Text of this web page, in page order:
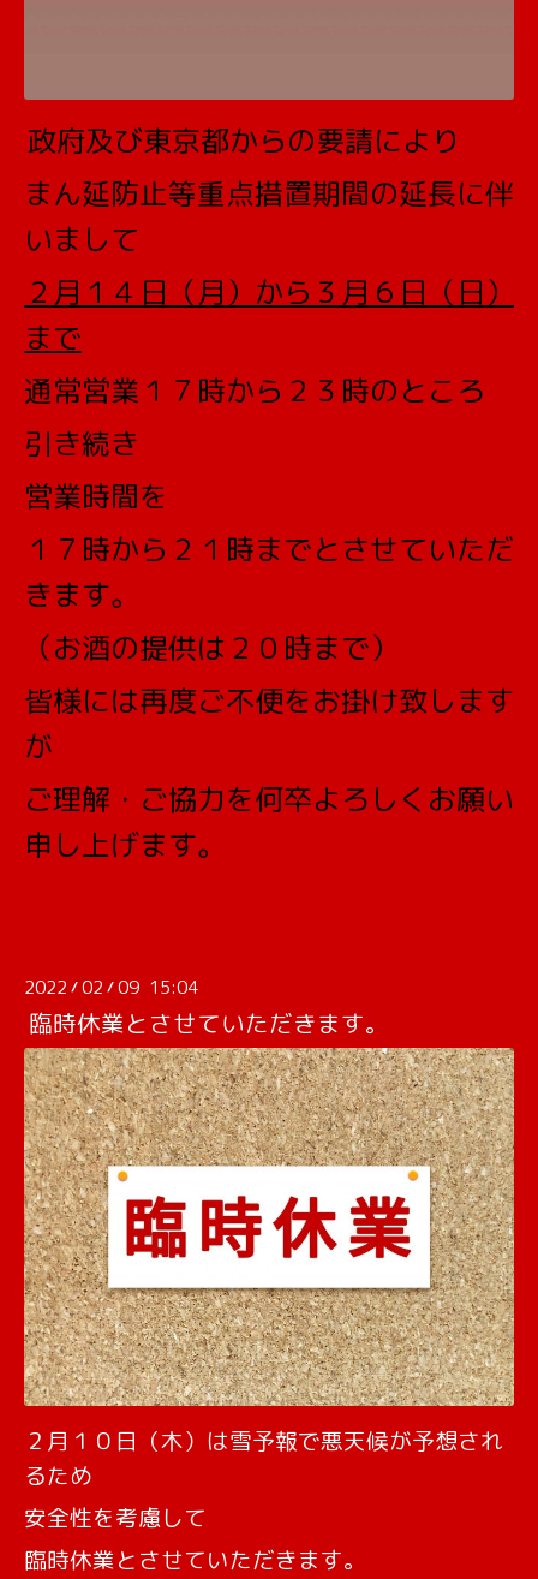
政府及び東京都からの要請により
まん延防止等重点措置期間の延長に伴
いまして
２月１４日（月）から３月６日（日）
まで
通常営業１７時から２３時のところ
引き続き
営業時間を
１７時から２１時までとさせていただ
きます。
（お酒の提供は２０時まで）
皆様には再度ご不便をお掛け致します
が
ご理解・ご協力を何卒よろしくお願い
申し上げます。
2022 /02 /09 15:04
臨時休業とさせていただきます。
２月１０日（木）は雪予報で悪天候が予想され
るため
安全性を考慮して
臨時休業とさせていただきます。